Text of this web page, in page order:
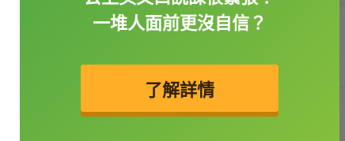
一堆人面前更沒自信？
了解詳情